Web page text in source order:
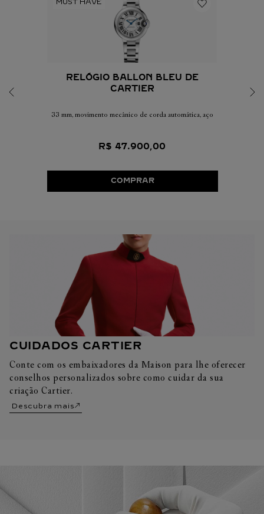
RELÓGIO BALLON BLEU DE
CARTIER
33 mm, movimento mecânico de corda automática, aço
R$ 47.900,00
COMPRAR
CUIDADOS CARTIER
Conte com os embaixadores da Maison para lhe oferecer
conselhos personalizados sobre como cuidar da sua
criação Cartier.
Descubra mais